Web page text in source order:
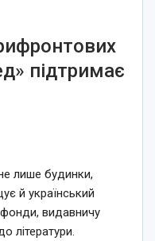
підтримає
лише будинки,
й український
фонди, видавничу
літератури.